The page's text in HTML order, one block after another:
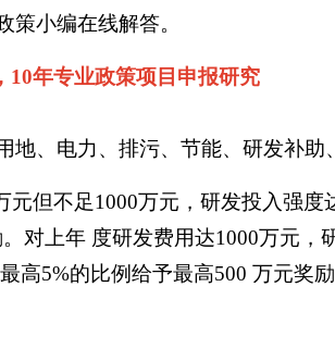
小编在线解答。
10年专业政策项目申报研究
、电力、排污、节能、研发补助
元但不足1000万元，研发投入强
对上年 度研发费用达1000万元
高5%的比例给予最高500 万元奖